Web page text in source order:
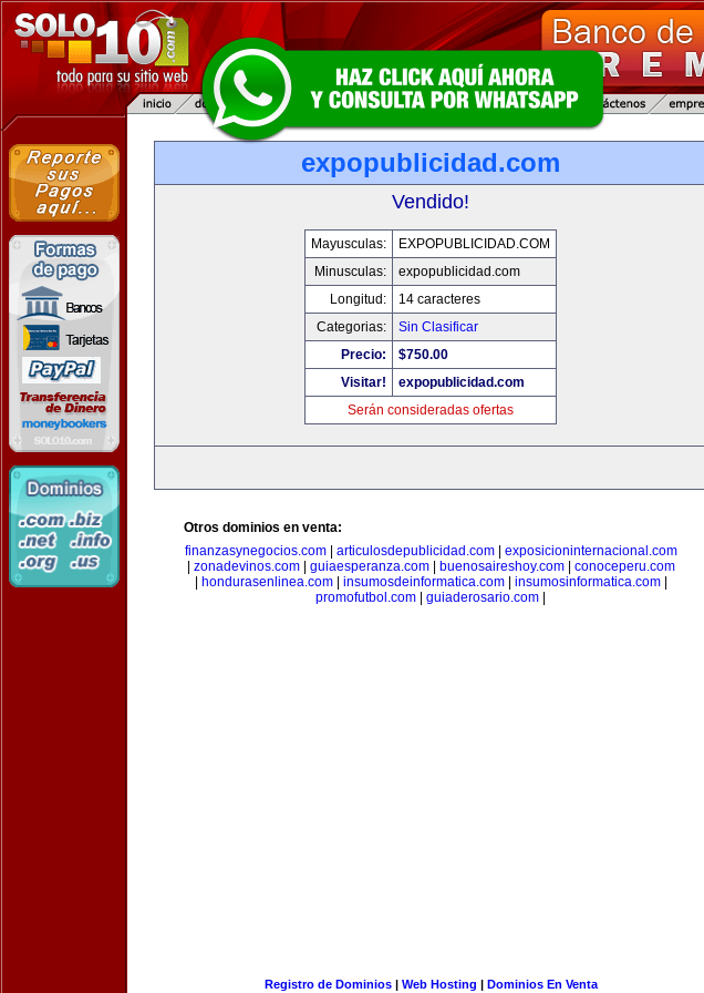
expopublicidad.com
Vendido!
Mayusculas:
EXPOPUBLICIDAD.COM
Minusculas:
expopublicidad.com
Longitud:
14 caracteres
Categorias:
Sin Clasificar
Precio:
$750.00
Visitar!
expopublicidad.com
Serán consideradas ofertas
Otros dominios en venta:
finanzasynegocios.com| articulosdepublicidad.com| exposicioninternacional.com
zonadevinos.com| guiaesperanza.com| buenosaireshoy.com| conoceperu.com
hondurasenlinea.com| insumosdeinformatica.com| insumosinformatica.com|
promofutbol.com
guiaderosario.com
Registro de Dominios| Web Hosting | Dominios En Venta